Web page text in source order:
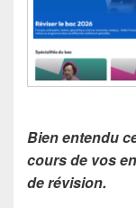
Bien entendu
cours de vos
de révision.